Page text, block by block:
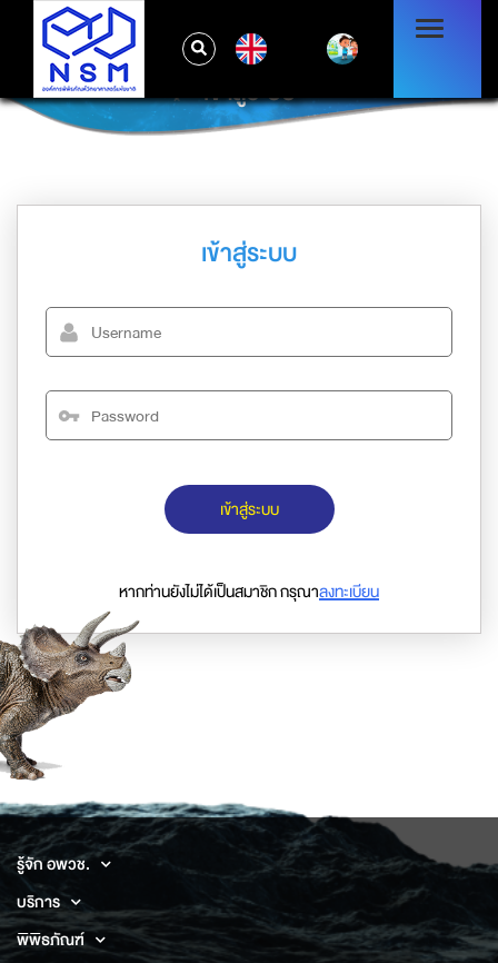
เข้าสู่ระบบ
เข้าสู่ระบบ
เข้าสู่ระบบ
หากท่านยังไม่ได้เป็นสมาชิก กรุณาลงทะเบียน
รู้จัก อพวช.
บริการ
พิพิธภัณฑ์